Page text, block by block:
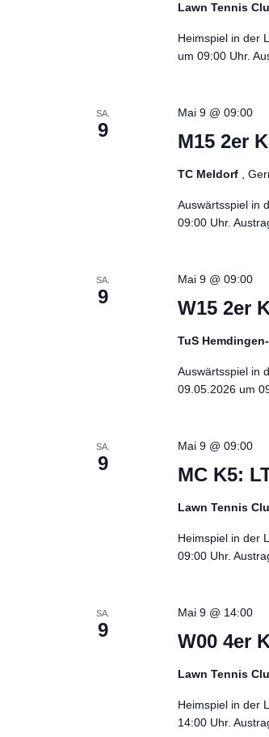
Lawn Tennis
Heimspiel in der
um 09:00 Uhr.
SA.
9
M15 2er
Mai 9 @ 09:00
TC Meldorf ,
Auswärtsspiel in
09:00 Uhr.
SA.
9
W15 2er
Mai 9 @ 09:00
TuS
Auswärtsspiel in
09.05.2026 um
SA.
9
MC K5:
Mai 9 @ 09:00
Lawn Tennis
Heimspiel in der
09:00 Uhr.
SA.
9
W00 4er
Mai 9 @ 14:00
Lawn Tennis
Heimspiel in der
14:00 Uhr.